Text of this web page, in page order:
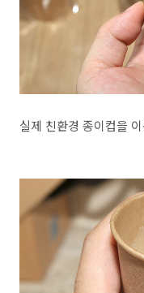
실제 친환경 종이컵을